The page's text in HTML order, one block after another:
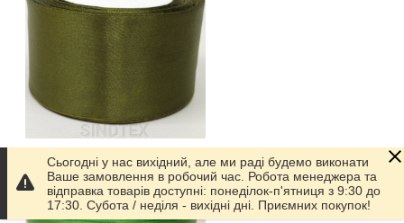
Сьогодні у нас вихідний, але ми раді будемо виконати
Ваше замовлення в робочий час. Робота менеджера та
відправка товарів доступні: понеділок-п'ятниця з 9:30 до
17:30. Субота / неділя - вихідні дні. Приємних покупок!